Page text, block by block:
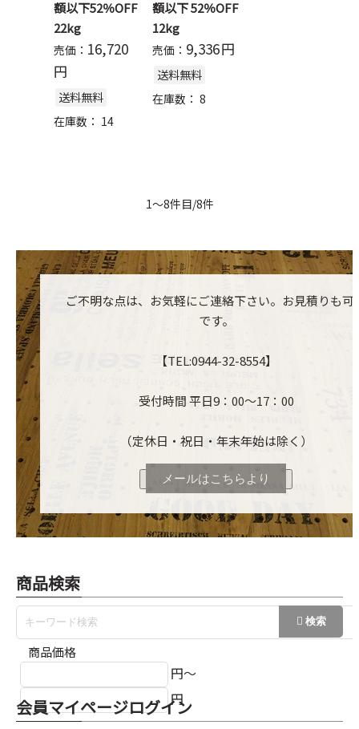
額以下52％OFF
22kg
売価： 16,720
円
送料無料
在庫数： 14
額以下 52％OFF
12kg
売価： 9,336円
送料無料
在庫数： 8
1～8件目/8件
ご不明な点は、お気軽にご連絡下さい。お見積りも可
です。
【TEL:0944-32-8554】
受付時間 平日9：00～17：00
（定休日・祝日・年末年始は除く）
メールはこちらより
商品検索
商品価格
円～
円
会員マイページログイン